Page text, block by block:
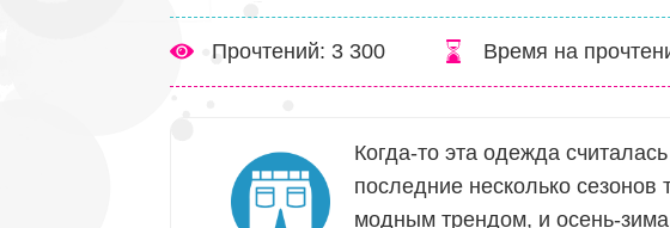
Прочтений: 3 300 Время на
Когда-то эта одежда
последние несколько
модным трендом, и осень-